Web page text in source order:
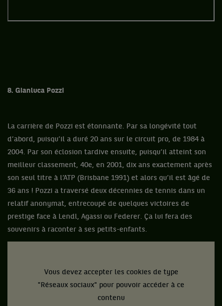
8. Gianluca Pozzi
La carrière de Pozzi est étonnante. Par sa longévité tout
d’abord, puisqu’il a duré 20 ans sur le circuit pro, de 1984 à
2004. Par son éclosion tardive ensuite, puisqu’il atteint son
meilleur classement, 40e, en 2001, dix ans exactement après
son seul titre à l’ATP (Brisbane 1991) et alors qu’il est âgé de
36 ans ! Pozzi a traversé deux décennies de tennis dans un
relatif anonymat, entrecoupé de quelques victoires de
prestige face à Lendl, Agassi ou Federer. Ça lui fera des
souvenirs à raconter à ses petits-enfants.
Vous devez accepter les cookies de type
"Réseaux sociaux" pour pouvoir accéder à ce
contenu